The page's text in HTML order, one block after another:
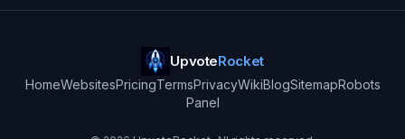
UpvoteRocket
HomeWebsitesPricingTermsPrivacyWikiBlogSitemapRobots
Panel